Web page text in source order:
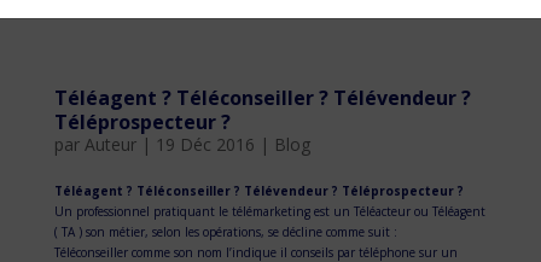
Téléagent ? Téléconseiller ? Télévendeur ?
Téléprospecteur ?
par Auteur| 19 Déc 2016 | Blog
Téléagent ? Téléconseiller ? Télévendeur ? Téléprospecteur ?
Un professionnel pratiquant le télémarketing est un Téléacteur ou Téléagent
( TA ) son métier, selon les opérations, se décline comme suit :
Téléconseiller comme son nom l’indique il conseils par téléphone sur un